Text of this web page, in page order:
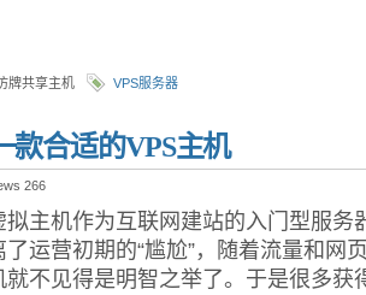
牌共享主机 VPS服务器
款合适的VPS主机
266
拟主机作为互联网建站的入门型服务
了运营初期的“尴尬”，随着流量和网
就不见得是明智之举了。于是很多获